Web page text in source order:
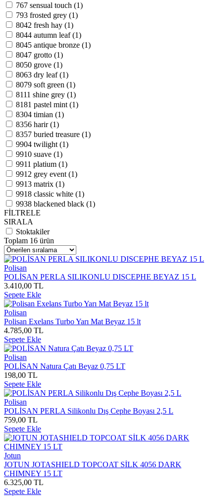
767 sensual touch (1)
793 frosted grey (1)
8042 fresh hay (1)
8044 autumn leaf (1)
8045 antique bronze (1)
8047 grotto (1)
8050 grove (1)
8063 dry leaf (1)
8079 soft green (1)
8111 shine grey (1)
8181 pastel mint (1)
8304 timian (1)
8356 harir (1)
8357 buried treasure (1)
9904 twilight (1)
9910 suave (1)
9911 platium (1)
9912 grey event (1)
9913 matrix (1)
9918 classic white (1)
9938 blackened black (1)
FİLTRELE
SIRALA
Stoktakiler
Toplam 16 ürün
Polisan
POLİSAN PERLA SILIKONLU DISCEPHE BEYAZ 15 L
3.410,00 TL
Sepete Ekle
Polisan
Polisan Exelans Turbo Yarı Mat Beyaz 15 lt
4.785,00 TL
Sepete Ekle
Polisan
POLİSAN Natura Çatı Beyaz 0,75 LT
198,00 TL
Sepete Ekle
Polisan
POLİSAN PERLA Silikonlu Dış Cephe Boyası 2,5 L
759,00 TL
Sepete Ekle
Jotun
JOTUN JOTASHIELD TOPCOAT SİLK 4056 DARK
CHIMNEY 15 LT
6.325,00 TL
Sepete Ekle